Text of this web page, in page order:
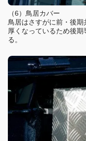
（6）鳥居カバー
鳥居はさすがに前・後
厚くなっているため後
る。